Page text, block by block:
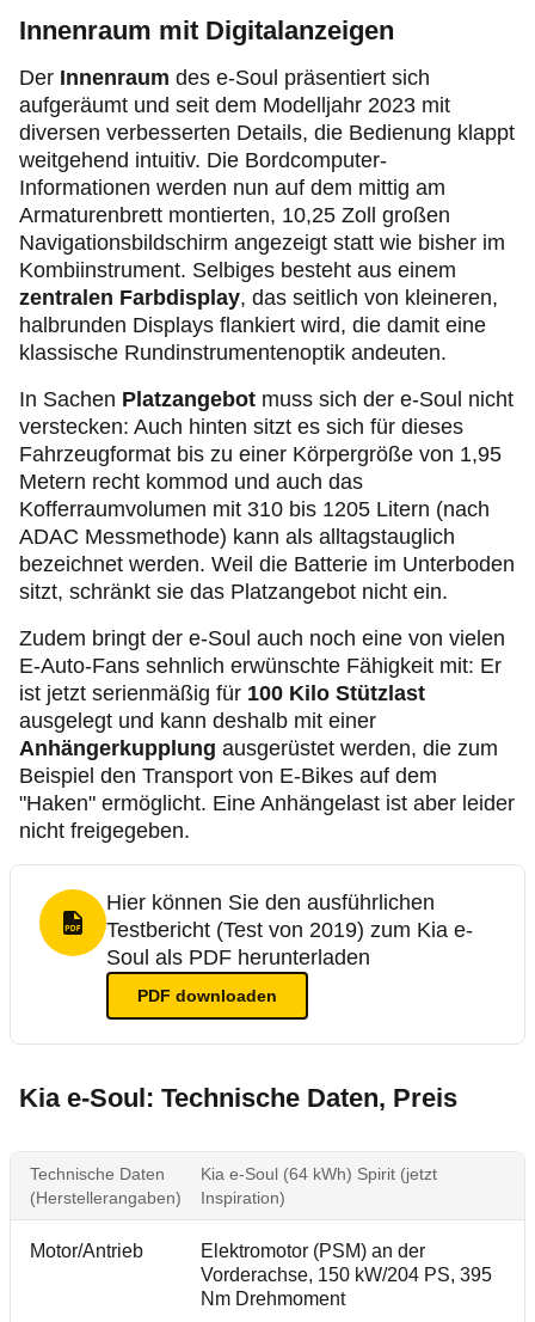
Innenraum mit Digitalanzeigen
Der Innenraum des e-Soul präsentiert sich
aufgeräumt und seit dem Modelljahr 2023 mit
diversen verbesserten Details, die Bedienung klappt
weitgehend intuitiv. Die Bordcomputer-
Informationen werden nun auf dem mittig am
Armaturenbrett montierten, 10,25 Zoll großen
Navigationsbildschirm angezeigt statt wie bisher im
Kombiinstrument. Selbiges besteht aus einem
zentralen Farbdisplay, das seitlich von kleineren,
halbrunden Displays flankiert wird, die damit eine
klassische Rundinstrumentenoptik andeuten.
In Sachen Platzangebot muss sich der e-Soul nicht
verstecken: Auch hinten sitzt es sich für dieses
Fahrzeugformat bis zu einer Körpergröße von 1,95
Metern recht kommod und auch das
Kofferraumvolumen mit 310 bis 1205 Litern (nach
ADAC Messmethode) kann als alltagstauglich
bezeichnet werden. Weil die Batterie im Unterboden
sitzt, schränkt sie das Platzangebot nicht ein.
Zudem bringt der e-Soul auch noch eine von vielen
E-Auto-Fans sehnlich erwünschte Fähigkeit mit: Er
ist jetzt serienmäßig für 100 Kilo Stützlast
ausgelegt und kann deshalb mit einer
Anhängerkupplung ausgerüstet werden, die zum
Beispiel den Transport von E-Bikes auf dem
"Haken" ermöglicht. Eine Anhängelast ist aber leider
nicht freigegeben.
PDF Format
Hier können Sie den ausführlichen
Testbericht (Test von 2019) zum Kia e-
Soul als PDF herunterladen
PDF downloaden
Kia e-Soul: Technische Daten, Preis
Technische Daten
(Herstellerangaben)
Kia e-Soul (64 kWh) Spirit (jetzt
Inspiration)
Motor/Antrieb
Elektromotor (PSM) an der
Vorderachse, 150 kW/204 PS, 395
Nm Drehmoment